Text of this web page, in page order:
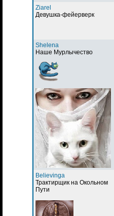
Ziarel
Девушка-фейерверк
Shelena
Наше Мурлычество
Believinga
Трактирщик на Окольном
Пути